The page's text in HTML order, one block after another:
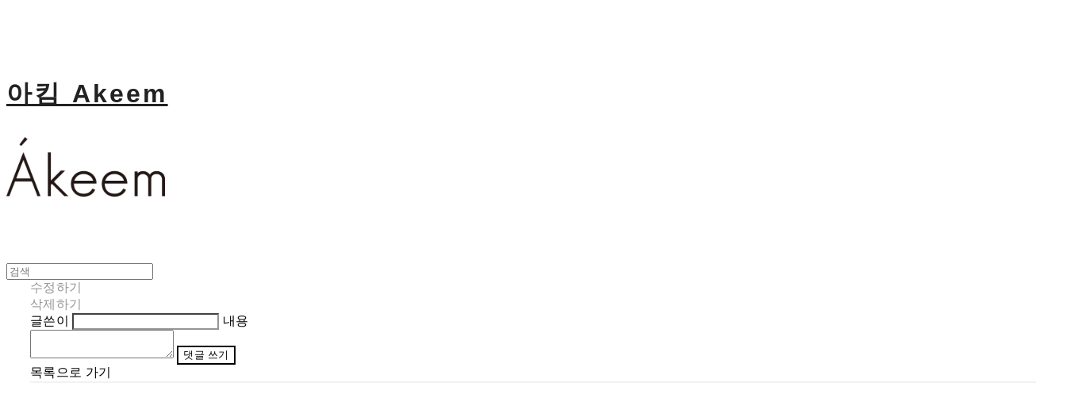
아킴 Akeem
수정하기
삭제하기
글쓴이
내용
댓글 쓰기
목록으로 가기